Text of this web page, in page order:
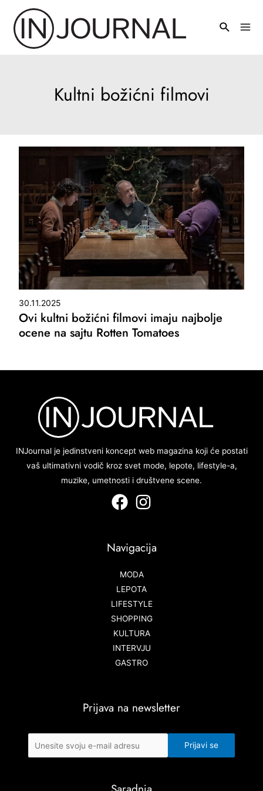
sadržaj
Kultni božićni filmovi
30.11.2025
Ovi kultni božićni filmovi imaju najbolje
ocene na sajtu Rotten Tomatoes
INJournal je jedinstveni koncept web magazina koji će postati
vaš ultimativni vodič kroz svet mode, lepote, lifestyle-a,
muzike, umetnosti i društvene scene.
Navigacija
MODA
LEPOTA
LIFESTYLE
SHOPPING
KULTURA
INTERVJU
GASTRO
Prijava na newsletter